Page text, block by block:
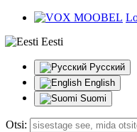
Eesti
Русский
English
Suomi
Otsi: